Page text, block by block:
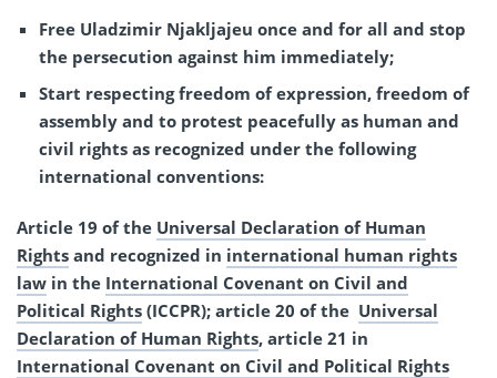
Free Uladzimir Njakljajeu once and for all and stop
the persecution against him immediately;
Start respecting freedom of expression, freedom of
assembly and to protest peacefully as human and
civil rights as recognized under the following
international conventions:
Article 19 of the Universal Declaration of Human
Rights and recognized in international human rights
law in the International Covenant on Civil and
Political Rights (ICCPR); article 20 of the Universal
Declaration of Human Rights, article 21 in
International Covenant on Civil and Political Rights